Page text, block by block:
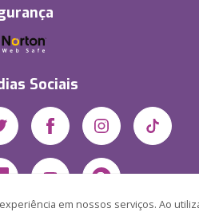
em nossos serviços. Ao
Sociais